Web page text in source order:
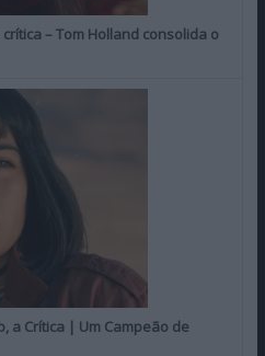
– Tom Holland consolida o
a Crítica | Um Campeão de